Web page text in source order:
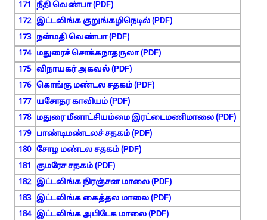
171
நீதி வெண்பா (PDF)
172 இட்டலிங்க குறுங்கழிநெடில் (PDF)
173
நன்மதி வெண்பா (PDF)
174
மதுரைச் சொக்கநாதருலா (PDF)
175 விநாயகர் அகவல் (PDF)
176 கொங்கு மண்டல சதகம் (PDF)
177
யசோதர காவியம் (PDF)
178
மதுரை மீனாட்சியம்மை இரட்டைமணிமாலை (PDF)
179
பாண்டிமண்டலச் சதகம் (PDF)
180 சோழ மண்டல சதகம் (PDF)
181
குமரேச சதகம் (PDF)
182 இட்டலிங்க நிரஞ்சன மாலை (PDF)
183 இட்டலிங்க கைத்தல மாலை (PDF)
184 இட்டலிங்க அபிடேக மாலை (PDF)